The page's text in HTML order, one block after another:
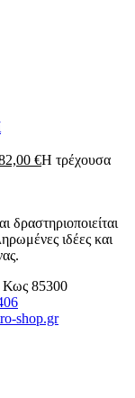
€Η τρέχουσα
ιδέες και
85300
shop.gr